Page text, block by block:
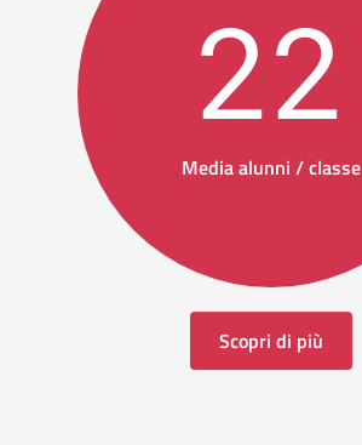
22
Media alunni / classe
Scopri di più